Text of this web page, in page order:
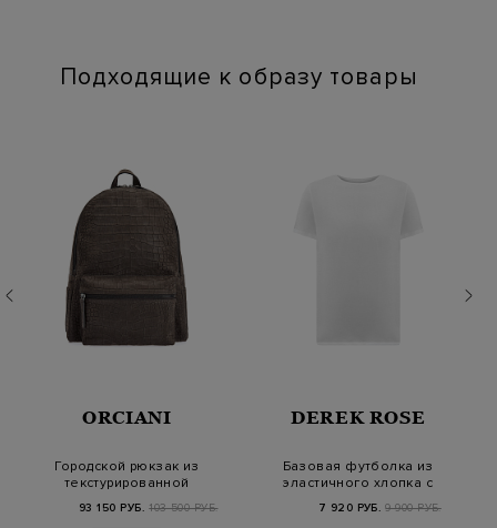
Подходящие к образу товары
ORCIANI
Городской рюкзак из
текстурированной
кожи с литой дета…
93 150 РУБ. 103 500 РУБ.
DEREK ROSE
Базовая футболка из
эластичного хлопка с
круглым вырез…
7 920 РУБ. 9 900 РУБ.